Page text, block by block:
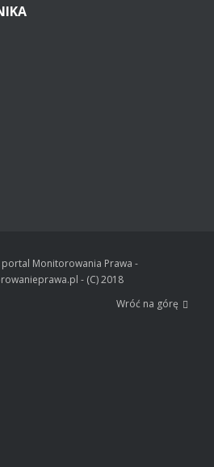
Monitorowania Prawa -
- (C) 2018
Wróć na górę